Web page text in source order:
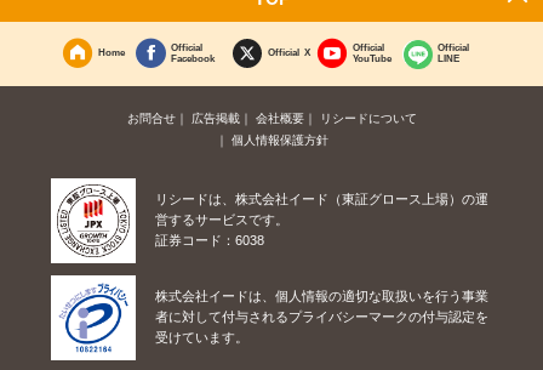
Home
Official
Facebook
Official X
Official
YouTube
Official
LINE
お問合せ 広告掲載 会社概要
リシードについて
個人情報保護方針
リシードは、株式会社イード（東証グロース上場）の運
営するサービスです。
証券コード：6038
株式会社イードは、個人情報の適切な取扱いを行う事業
者に対して付与されるプライバシーマークの付与認定を
受けています。